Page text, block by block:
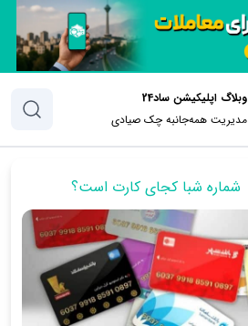
وبلاگ اپلیکیشن ساد24
مدیریت همه‌جانبه چک‌ صیادی
شماره شبا کجای کارت است؟